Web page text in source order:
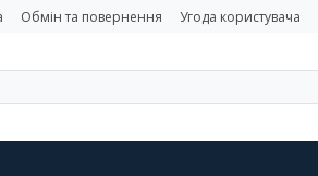
Обмін та повернення Угода користувача